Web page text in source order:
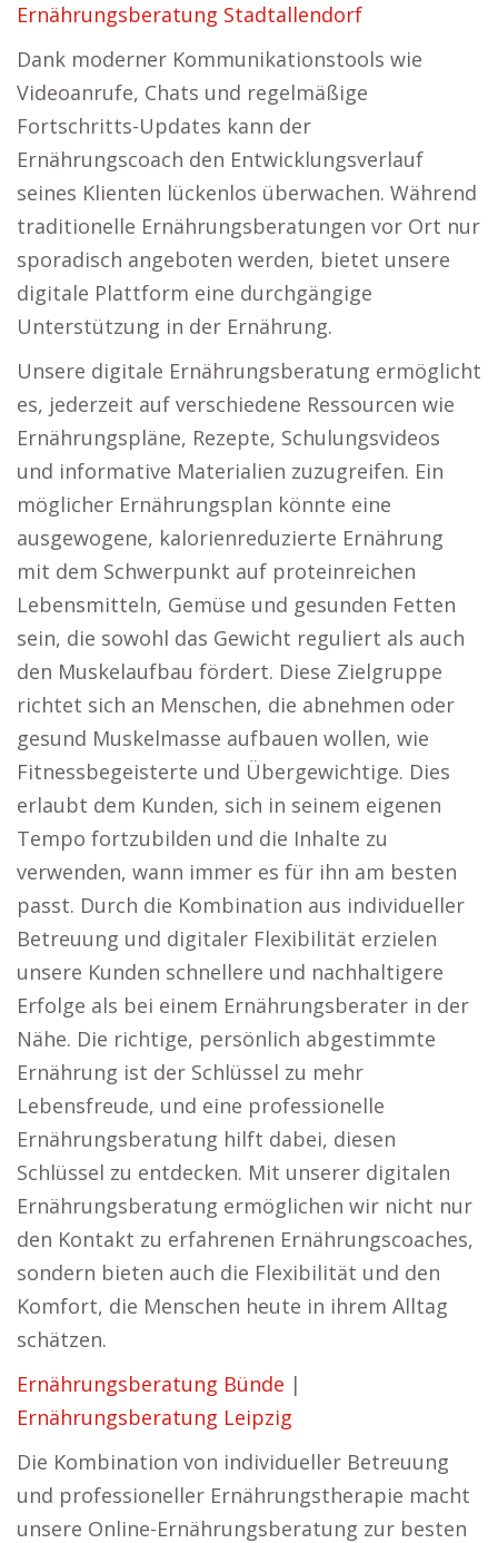
Ernährungsberatung Stadtallendorf
Dank moderner Kommunikationstools wie
Videoanrufe, Chats und regelmäßige
Fortschritts-Updates kann der
Ernährungscoach den Entwicklungsverlauf
seines Klienten lückenlos überwachen. Während
traditionelle Ernährungsberatungen vor Ort nur
sporadisch angeboten werden, bietet unsere
digitale Plattform eine durchgängige
Unterstützung in der Ernährung.
Unsere digitale Ernährungsberatung ermöglicht
es, jederzeit auf verschiedene Ressourcen wie
Ernährungspläne, Rezepte, Schulungsvideos
und informative Materialien zuzugreifen. Ein
möglicher Ernährungsplan könnte eine
ausgewogene, kalorienreduzierte Ernährung
mit dem Schwerpunkt auf proteinreichen
Lebensmitteln, Gemüse und gesunden Fetten
sein, die sowohl das Gewicht reguliert als auch
den Muskelaufbau fördert. Diese Zielgruppe
richtet sich an Menschen, die abnehmen oder
gesund Muskelmasse aufbauen wollen, wie
Fitnessbegeisterte und Übergewichtige. Dies
erlaubt dem Kunden, sich in seinem eigenen
Tempo fortzubilden und die Inhalte zu
verwenden, wann immer es für ihn am besten
passt. Durch die Kombination aus individueller
Betreuung und digitaler Flexibilität erzielen
unsere Kunden schnellere und nachhaltigere
Erfolge als bei einem Ernährungsberater in der
Nähe. Die richtige, persönlich abgestimmte
Ernährung ist der Schlüssel zu mehr
Lebensfreude, und eine professionelle
Ernährungsberatung hilft dabei, diesen
Schlüssel zu entdecken. Mit unserer digitalen
Ernährungsberatung ermöglichen wir nicht nur
den Kontakt zu erfahrenen Ernährungscoaches,
sondern bieten auch die Flexibilität und den
Komfort, die Menschen heute in ihrem Alltag
schätzen.
Ernährungsberatung Bünde |
Ernährungsberatung Leipzig
Die Kombination von individueller Betreuung
und professioneller Ernährungstherapie macht
unsere Online-Ernährungsberatung zur besten